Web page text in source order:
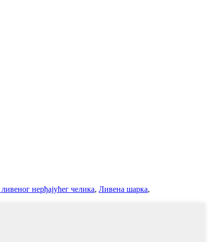
нерђајућег челика, Ливена шарка,